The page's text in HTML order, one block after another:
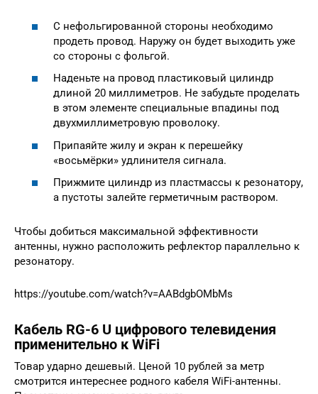
С нефольгированной стороны необходимо
продеть провод. Наружу он будет выходить уже
со стороны с фольгой.
Наденьте на провод пластиковый цилиндр
длиной 20 миллиметров. Не забудьте проделать
в этом элементе специальные впадины под
двухмиллиметровую проволоку.
Припаяйте жилу и экран к перешейку
«восьмёрки» удлинителя сигнала.
Прижмите цилиндр из пластмассы к резонатору,
а пустоты залейте герметичным раствором.
Чтобы добиться максимальной эффективности
антенны, нужно расположить рефлектор параллельно к
резонатору.
https://youtube.com/watch?v=AABdgbOMbMs
Кабель RG-6 U цифрового телевидения
применительно к WiFi
Товар ударно дешевый. Ценой 10 рублей за метр
смотрится интереснее родного кабеля WiFi-антенны.